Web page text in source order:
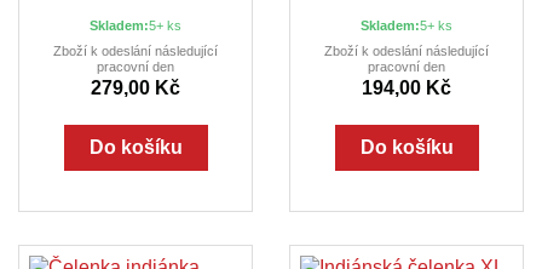
Skladem:5+ ks
Zboží k odeslání následující
pracovní den
279,00 Kč
Do košíku
Skladem:5+ ks
Zboží k odeslání následující
pracovní den
194,00 Kč
Do košíku